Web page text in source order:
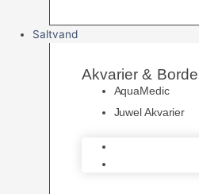
Saltvand
Akvarier & Borde
AquaMedic
Juwel Akvarier